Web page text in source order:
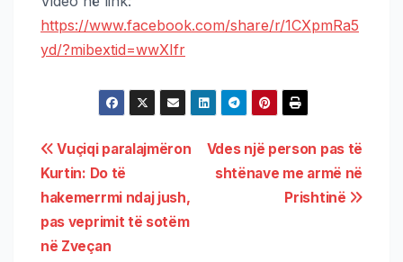
https://www.facebook.com/share/r/1CXpmRa5
yd/?mibextid=wwXIfr
Vdes një person pas të
shtënave me armë në
Prishtinë
Vuçiqi paralajmëron
Kurtin: Do të
hakemerrmi ndaj jush,
pas veprimit të sotëm
në Zveçan